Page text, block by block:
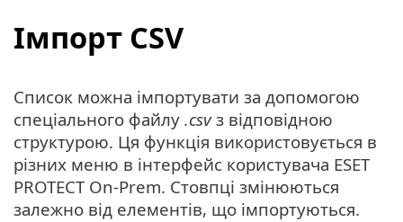
Імпорт CSV
Список можна імпортувати за допомогою
спеціального файлу .csvз відповідною
структурою. Ця функція використовується в
різних меню в інтерфейс користувача ESET
PROTECT On-Prem. Стовпці змінюються
залежно від елементів, що імпортуються.